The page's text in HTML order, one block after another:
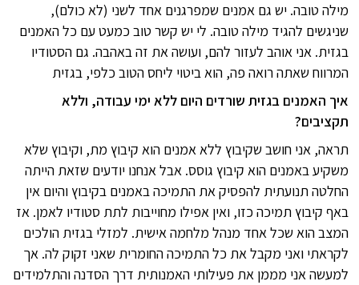
מילה טובה. יש גם אמנים שמפרגנים אחד לשני (לא כולם),
שניגשים להגיד מילה טובה. לי יש קשר טוב כמעט עם כל האמנים
בגזית. אני אוהב לעזור להם, ועושה את זה באהבה. גם הסטודיו
המרווח שאתה רואה פה, הוא ביטוי ליחס הטוב כלפי, בגזית
איך האמנים בגזית שורדים היום ללא ימי עבודה, וללא
תקציבים?
תראה, אני חושב שקיבוץ ללא אמנים הוא קיבוץ מת, וקיבוץ שלא
משקיע באמנים הוא קיבוץ גוסס. אבל אנחנו יודעים שזאת הייתה
החלטה תנועתית להפסיק את התמיכה באמנים בקיבוץ והיום אין
באף קיבוץ תמיכה כזו, ואין אפילו מחוייבות לתת סטודיו לאמן. אז
המצב הוא שכל אחד מנהל מלחמה אישית. למזלי בגזית הולכים
לקראתי ואני מקבל את כל התמיכה החומרית שאני זקוק לה. אך
למעשה אני מממן את פעילותי האמנותית דרך הסדנה והתלמידים